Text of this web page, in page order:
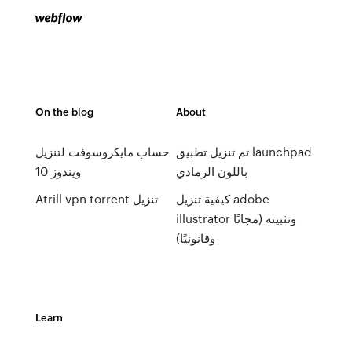
On the blog
حساب مايكروسوفت لتنزيل
ويندوز 10
Atrill vpn torrent تنزيل
About
تم تنزيل تطبيق launchpad
باللون الرمادي
كيفية تنزيل adobe
illustrator وتثبيته (مجانًا
وقانونيًا)
Learn